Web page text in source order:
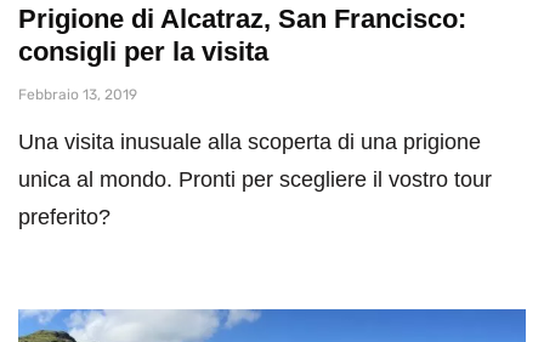
Prigione di Alcatraz, San Francisco:
consigli per la visita
Febbraio 13, 2019
Una visita inusuale alla scoperta di una prigione
unica al mondo. Pronti per scegliere il vostro tour
preferito?